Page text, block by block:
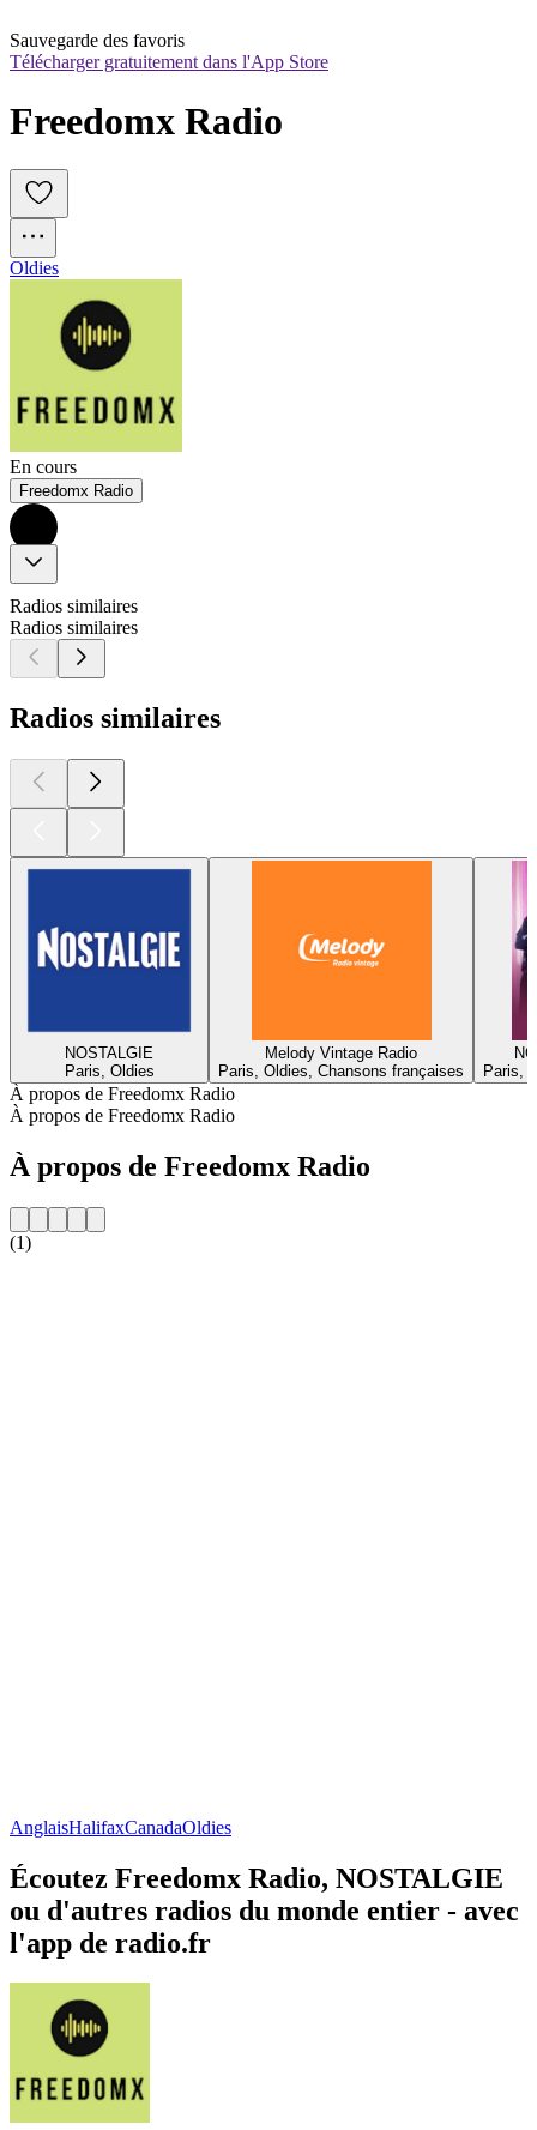
Sauvegarde des favoris
Télécharger gratuitement dans l'App Store
Freedomx Radio
Oldies
En cours
Freedomx Radio
Radios similaires
Radios similaires
Radios similaires
NOSTALGIE
Paris, Oldies
Melody Vintage Radio
Paris, Oldies, Chansons françaises
Paris,
À propos de Freedomx Radio
À propos de Freedomx Radio
À propos de Freedomx Radio
(1)
AnglaisHalifaxCanadaOldies
Écoutez Freedomx Radio, NOSTALGIE
ou d'autres radios du monde entier - avec
l'app de radio.fr